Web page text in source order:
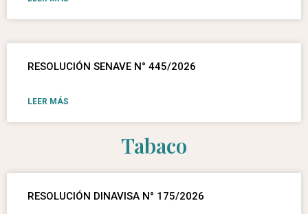
RESOLUCIÓN SENAVE N° 445/2026
LEER MÁS
Tabaco
RESOLUCIÓN DINAVISA N° 175/2026